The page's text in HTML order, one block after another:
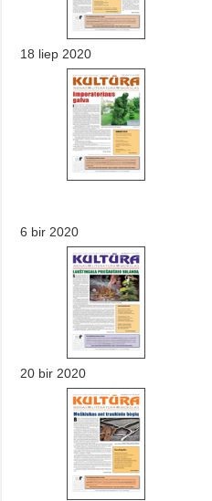
18 liep 2020
6 bir 2020
20 bir 2020